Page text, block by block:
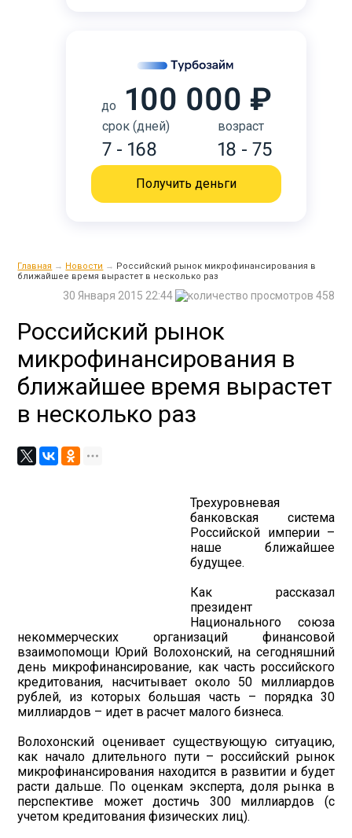
до 100 000 ₽
срок (дней)
7 - 168
возраст
18 - 75
Получить деньги
Главная → Новости → Российский рынок микрофинансирования в
ближайшее время вырастет в несколько раз
458
30 Января 2015 22:44
Российский рынок
микрофинансирования в
ближайшее время вырастет
в несколько раз
Трехуровневая
банковская система
Российской империи –
наше ближайшее
будущее.
Как рассказал
президент
Национального союза
некоммерческих организаций финансовой
взаимопомощи Юрий Волохонский, на сегодняшний
день микрофинансирование, как часть российского
кредитования, насчитывает около 50 миллиардов
рублей, из которых большая часть – порядка 30
миллиардов – идет в расчет малого бизнеса.
Волохонский оценивает существующую ситуацию,
как начало длительного пути – российский рынок
микрофинансирования находится в развитии и будет
расти дальше. По оценкам эксперта, доля рынка в
перспективе может достичь 300 миллиардов (с
учетом кредитования физических лиц).